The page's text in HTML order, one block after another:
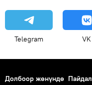
Telegram VK
Долбоор жөнүндө